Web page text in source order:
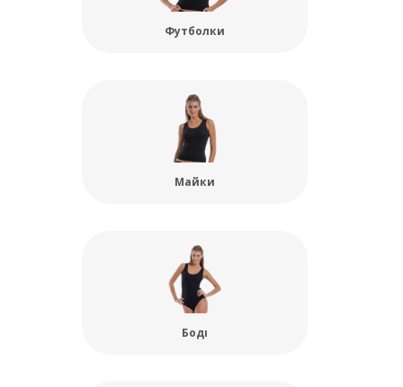
Футболки
Майки
Боді